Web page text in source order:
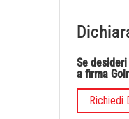
Se
a firma
Richiedi